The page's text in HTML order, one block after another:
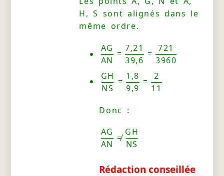
H, S sont alignés dans le
même ordre.
AG
AN
=
7,21
39,6
=
721
3960
GH
NS
=
1,8
9,9
=
2
11
Donc :
AG
AN
≠
GH
NS
Rédaction conseillée